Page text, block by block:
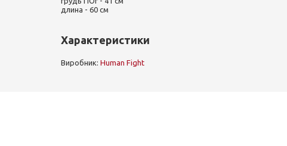
длина - 60 см
Характеристики
Виробник: Human Fight